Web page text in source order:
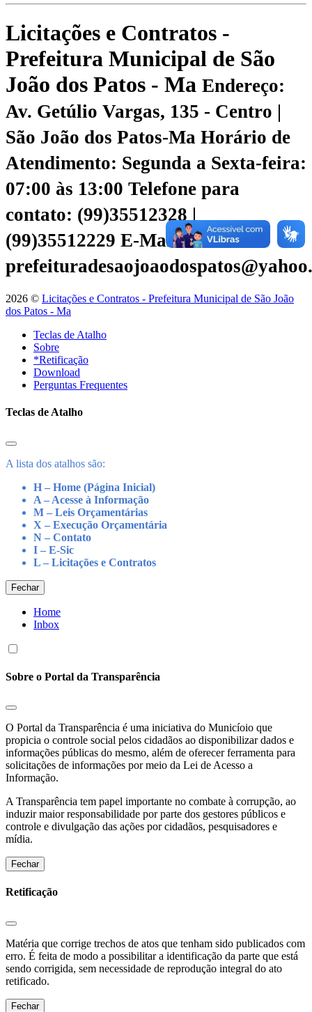
Licitações e Contratos -
Prefeitura Municipal de São
João dos Patos - Ma Endereço:
Av. Getúlio Vargas, 135 - Centro |
São João dos Patos-Ma Horário de
Atendimento: Segunda a Sexta-feira:
07:00 às 13:00 Telefone para
contato: (99)35512328 |
(99)35512229 E-Mail:
2026 © Licitações e Contratos - Prefeitura Municipal de São João
dos Patos - Ma
Teclas de Atalho
Sobre
*Retificação
Download
Perguntas Frequentes
Teclas de Atalho
A lista dos atalhos são:
H – Home (Página Inicial)
A – Acesse à Informação
M – Leis Orçamentárias
X – Execução Orçamentária
N – Contato
I – E-Sic
L – Licitações e Contratos
Fechar
Home
Inbox
Sobre o Portal da Transparência
O Portal da Transparência é uma iniciativa do Municíoio que
propicia o controle social pelos cidadãos ao disponibilizar dados e
informações públicas do mesmo, além de oferecer ferramenta para
solicitações de informações por meio da Lei de Acesso a
Informação.
A Transparência tem papel importante no combate à corrupção, ao
induzir maior responsabilidade por parte dos gestores públicos e
controle e divulgação das ações por cidadãos, pesquisadores e
mídia.
Fechar
Retificação
Matéria que corrige trechos de atos que tenham sido publicados com
erro. É feita de modo a possibilitar a identificação da parte que está
sendo corrigida, sem necessidade de reprodução integral do ato
retificado.
Fechar